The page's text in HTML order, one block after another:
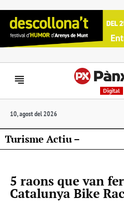
Digital
10, agost del 2026
Turisme Actiu –
5 raons que van
Catalunya Bike